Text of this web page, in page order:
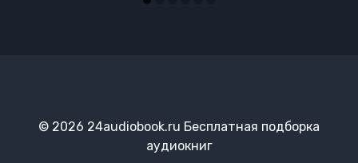
© 2026 24audiobook.ru Бесплатная подборка
аудиокниг